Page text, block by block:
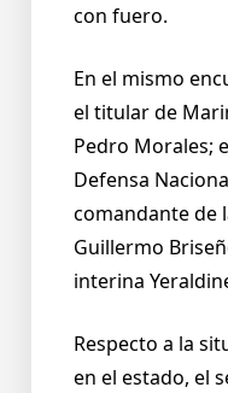
con fuero.
En el mismo
el titular de
Pedro Morales;
Defensa
comandante de
Guillermo
interina
Respecto a la
en el estado, el